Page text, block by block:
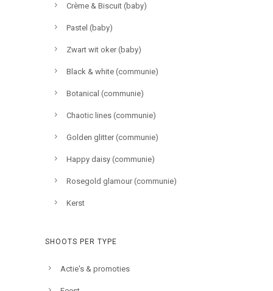
Crème & Biscuit (baby)
Pastel (baby)
Zwart wit oker (baby)
Black & white (communie)
Botanical (communie)
Chaotic lines (communie)
Golden glitter (communie)
Happy daisy (communie)
Rosegold glamour (communie)
Kerst
SHOOTS PER TYPE
Actie's & promoties